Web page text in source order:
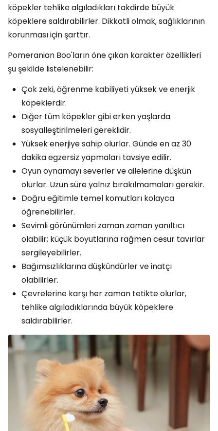
köpekler tehlike algıladıkları takdirde büyük
köpeklere saldırabilirler. Dikkatli olmak, sağlıklarının
korunması için şarttır.
Pomeranian Boo'ların öne çıkan karakter özellikleri
şu şekilde listelenebilir:
Çok zeki, öğrenme kabiliyeti yüksek ve enerjik
köpeklerdir.
Diğer tüm köpekler gibi erken yaşlarda
sosyalleştirilmeleri gereklidir.
Yüksek enerjiye sahip olurlar. Günde en az 30
dakika egzersiz yapmaları tavsiye edilir.
Oyun oynamayı severler ve ailelerine düşkün
olurlar. Uzun süre yalnız bırakılmamaları gerekir.
Doğru eğitimle temel komutları kolayca
öğrenebilirler.
Sevimli görünümleri zaman zaman yanıltıcı
olabilir; küçük boyutlarına rağmen cesur tavırlar
sergileyebilirler.
Bağımsızlıklarına düşkündürler ve inatçı
olabilirler.
Çevrelerine karşı her zaman tetikte olurlar,
tehlike algıladıklarında büyük köpeklere
saldırabilirler.